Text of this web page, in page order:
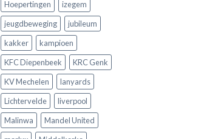
Hoepertingen
izegem
jeugdbeweging
jubileum
kakker
kampioen
KFC Diepenbeek
KRC Genk
KV Mechelen
lanyards
Lichtervelde
liverpool
Malinwa
Mandel United